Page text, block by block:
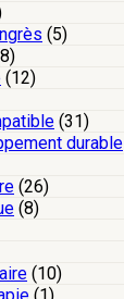
(5)
(12)
(31)
durable
(26)
(8)
(10)